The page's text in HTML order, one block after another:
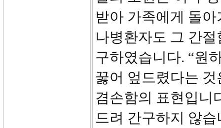
받아 가족에게 돌
나병환자도 그 간
구하였습니다. “원
꿇어 엎드렸다는
겸손함의 표현입니
드려 간구하지 않